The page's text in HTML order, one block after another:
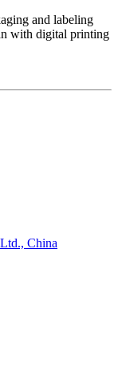
and labeling
with digital printing